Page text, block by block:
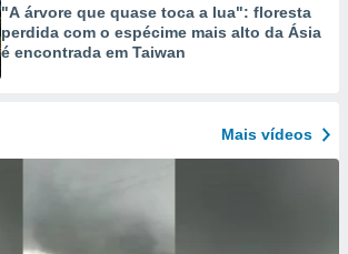
"A árvore que quase toca a lua": floresta
perdida com o espécime mais alto da Ásia
é encontrada em Taiwan
Mais vídeos